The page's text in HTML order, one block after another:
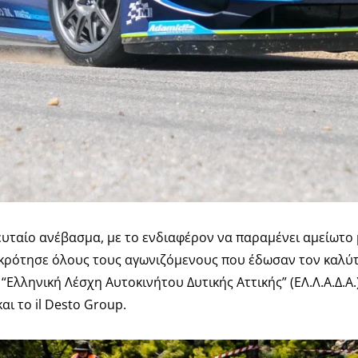
ανέβασμα, με το ενδιαφέρον να παραμένει
όλους τους αγωνιζόμενους που έδωσαν τον
Λέσχη Αυτοκινήτου Δυτικής Αττικής”
το il Desto Group.